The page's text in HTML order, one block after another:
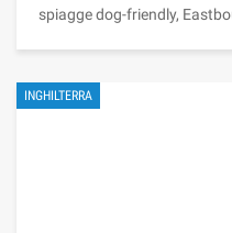
spiagge dog-friendly,
INGHILTERRA